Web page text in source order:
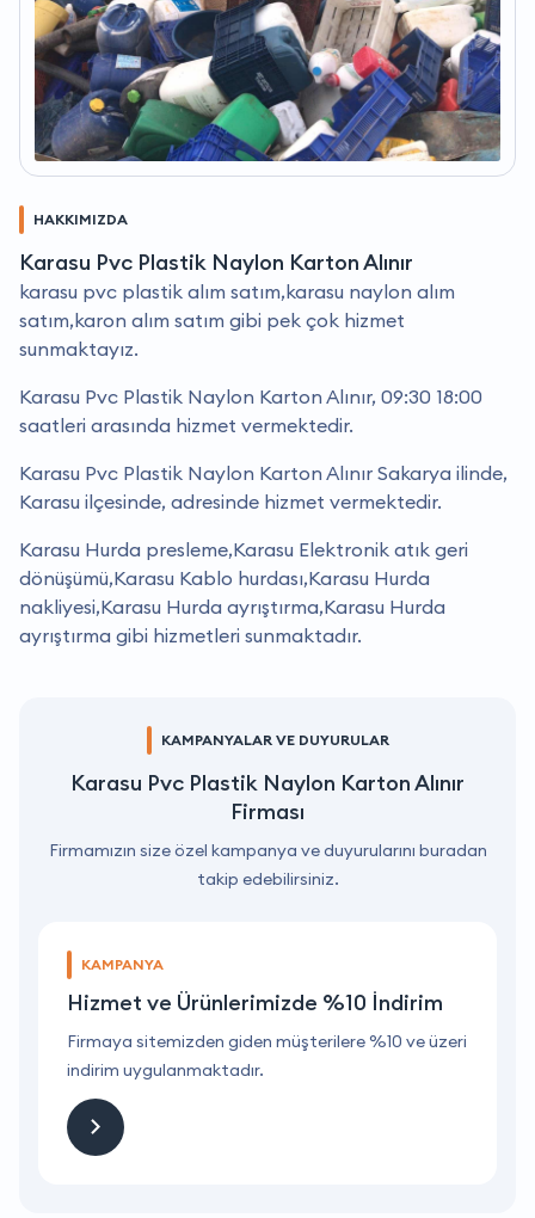
HAKKIMIZDA
Karasu Pvc Plastik Naylon Karton Alınır
karasu pvc plastik alım satım,karasu naylon alım
satım,karon alım satım gibi pek çok hizmet
sunmaktayız.
Karasu Pvc Plastik Naylon Karton Alınır, 09:30 18:00
saatleri arasında hizmet vermektedir.
Karasu Pvc Plastik Naylon Karton Alınır Sakarya ilinde,
Karasu ilçesinde, adresinde hizmet vermektedir.
Karasu Hurda presleme,Karasu Elektronik atık geri
dönüşümü,Karasu Kablo hurdası,Karasu Hurda
nakliyesi,Karasu Hurda ayrıştırma,Karasu Hurda
ayrıştırma gibi hizmetleri sunmaktadır.
KAMPANYALAR VE DUYURULAR
Karasu Pvc Plastik Naylon Karton Alınır
Firması
Firmamızın size özel kampanya ve duyurularını buradan
takip edebilirsiniz.
KAMPANYA
Hizmet ve Ürünlerimizde %10 İndirim
Firmaya sitemizden giden müşterilere %10 ve üzeri
indirim uygulanmaktadır.